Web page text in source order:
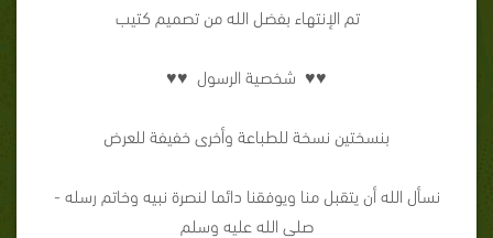
تم الإنتهاء بفضل الله من تصميم كتيب
♥♥ شخصية الرسول ♥♥
بنسختين نسخة للطباعة وأخرى خفيفة للعرض
نسأل الله أن يتقبل منا ويوفقنا دائما لنصرة نبيه وخاتم رسله -
صلى الله عليه وسلم